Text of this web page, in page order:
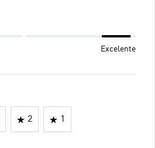
Excelente
2 1